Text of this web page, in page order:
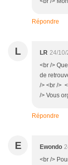
Répondre
L LR 24/10/
<br />
de
/> <br />
/> Vous
Répondre
E Ewondo
<br />